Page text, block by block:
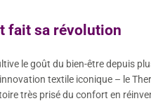
fait sa révolution
le goût du bien-être depuis
innovation textile iconique – le
très prisé du confort en